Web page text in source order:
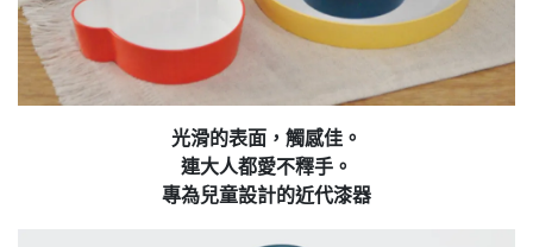
光滑的表面，觸感佳。
連大人都愛不釋手。
專為兒童設計的近代漆器